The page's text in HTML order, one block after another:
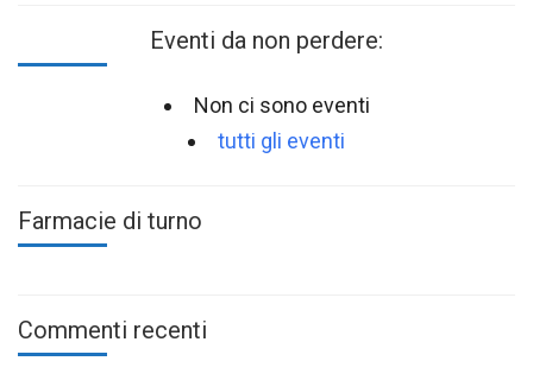
Eventi da non perdere:
Non ci sono eventi
tutti gli eventi
Farmacie di turno
Commenti recenti